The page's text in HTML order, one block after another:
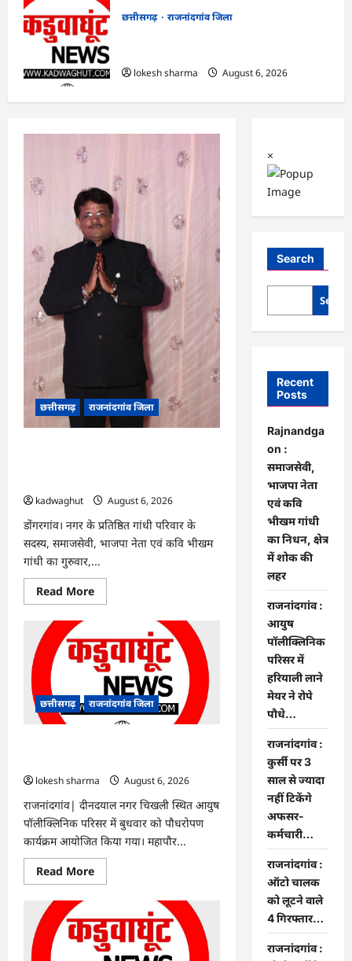
छत्तीसगढ़
राजनांदगांव जिला
lokesh sharma
August 6, 2026
छत्तीसगढ़ राजनांदगांव जिला
kadwaghut
August 6, 2026
डोंगरगांव। नगर के प्रतिष्ठित गांधी परिवार के
सदस्य, समाजसेवी, भाजपा नेता एवं कवि भीखम
गांधी का गुरुवार,...
Read MoreRead
more
Rajnandgaon
समाजसेवी,
भाजपा
नेता
एवं
कवि
भीखम
गांधी
की
लहर
छत्तीसगढ़ राजनांदगांव जिला
lokesh sharma
August 6, 2026
राजनांदगांव| दीनदयाल नगर चिखली स्थित आयुष
पॉलीक्लिनिक परिसर में बुधवार को पौधरोपण
कार्यक्रम आयोजित किया गया। महापौर...
Read MoreRead
more
:
आयुष
पॉलीक्लिनिक
परिसर
×
Search
Recent
Posts
Rajnandga
on :
समाजसेवी,
भाजपा नेता
एवं कवि
भीखम गांधी
का निधन, क्षेत्र
में शोक की
लहर
राजनांदगांव :
आयुष
पॉलीक्लिनिक
परिसर में
हरियाली लाने
मेयर ने रोपे
पौधे…
राजनांदगांव :
कुर्सी पर 3
साल से ज्यादा
नहीं टिकेंगे
अफसर-
कर्मचारी…
राजनांदगांव :
ऑटो चालक
को लूटने वाले
4 गिरफ्तार…
राजनांदगांव :